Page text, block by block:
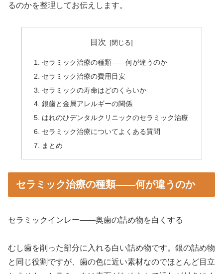
るのかを整理してお伝えします。
目次
セラミック治療の種類——何が違うのか
セラミック治療の費用目安
セラミックの寿命はどのくらいか
銀歯と金属アレルギーの関係
はれのひデンタルクリニックのセラミック治療
セラミック治療についてよくある質問
まとめ
セラミック治療の種類——何が違うのか
セラミックインレー——奥歯の詰め物を白くする
むし歯を削った部分に入れる白い詰め物です。銀の詰め物
と同じ役割ですが、歯の色に近い素材なのでほとんど目立